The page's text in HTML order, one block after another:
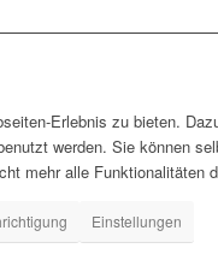
Erlebnis zu bieten.
werden. Sie können
mehr alle Funktionalitäten
Einstellungen